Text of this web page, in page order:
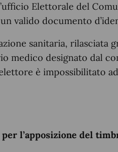
Elettorale del
valido documento
sanitaria, rilasciata
medico designato dal
è impossibilitato
l’apposizione del